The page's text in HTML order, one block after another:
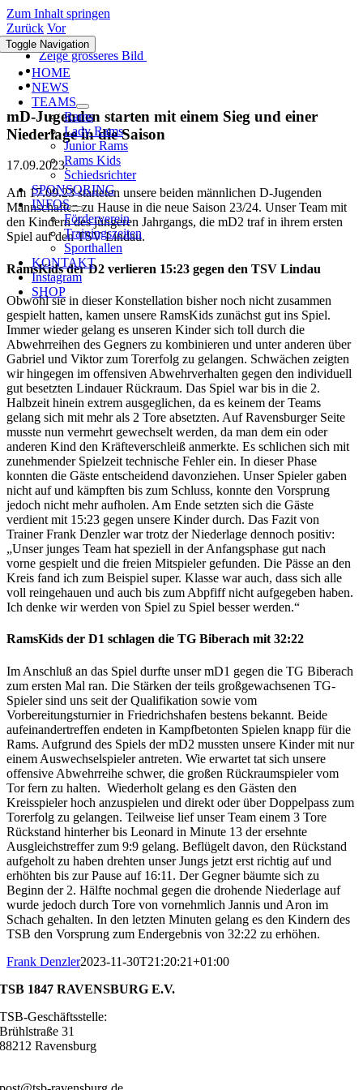
Zum Inhalt springen
Toggle Navigation
HOME
NEWS
TEAMS
Rams
Lady Rams
Junior Rams
Rams Kids
Schiedsrichter
SPONSORING
INFOS
Förderverein
Trainingszeiten
Sporthallen
KONTAKT
Instagram
SHOP
Zurück Vor
Zeige grösseres Bild
mD-Jugenden starten mit einem Sieg und einer
Niederlage in die Saison
17.09.2023:
Am 17.09.23 starteten unsere beiden männlichen D-Jugenden
Mannschaften zu Hause in die neue Saison 23/24. Unser Team mit
den Kindern des jüngeren Jahrgangs, die mD2 traf in ihrem ersten
Spiel auf den TSV Lindau.
RamsKids der D2 verlieren 15:23 gegen den TSV Lindau
Obwohl sie in dieser Konstellation bisher noch nicht zusammen
gespielt hatten, kamen unsere RamsKids zunächst gut ins Spiel.
Immer wieder gelang es unseren Kinder sich toll durch die
Abwehrreihen des Gegners zu kombinieren und unter anderen über
Gabriel und Viktor zum Torerfolg zu gelangen. Schwächen zeigten
wir hingegen im offensiven Abwehrverhalten gegen den individuell
gut besetzten Lindauer Rückraum. Das Spiel war bis in die 2.
Halbzeit hinein extrem ausgeglichen, da es keinem der Teams
gelang sich mit mehr als 2 Tore absetzten. Auf Ravensburger Seite
musste nun vermehrt gewechselt werden, da man dem ein oder
anderen Kind den Kräfteverschleiß anmerkte. Es schlichen sich mit
zunehmender Spielzeit technische Fehler ein. In dieser Phase
konnten die Gäste entscheidend davonziehen. Unser Spieler gaben
nicht auf und kämpften bis zum Schluss, konnte den Vorsprung
jedoch nicht mehr aufholen. Am Ende setzten sich die Gäste
verdient mit 15:23 gegen unsere Kinder durch. Das Fazit von
Trainer Frank Denzler war trotz der Niederlage dennoch positiv:
„Unser junges Team hat speziell in der Anfangsphase gut nach
vorne gespielt und die freien Mitspieler gefunden. Die Pässe an den
Kreis fand ich zum Beispiel super. Klasse war auch, dass sich alle
voll reingehauen und auch bis zum Abpfiff nicht aufgegeben haben.
Ich denke wir werden von Spiel zu Spiel besser werden.“
RamsKids der D1 schlagen die TG Biberach mit 32:22
Im Anschluß an das Spiel durfte unser mD1 gegen die TG Biberach
zum ersten Mal ran. Die Stärken der teils großgewachsenen TG-
Spieler sind uns seit der Qualifikation sowie vom
Vorbereitungsturnier in Friedrichshafen bestens bekannt. Beide
aufeinandertreffen endeten in Kampfbetonten Spielen knapp für die
Rams. Aufgrund des Spiels der mD2 mussten unsere Kinder mit nur
einem Auswechselspieler antreten. Wie erwartet tat sich unsere
offensive Abwehrreihe schwer, die großen Rückraumspieler vom
Tor fern zu halten. Wiederholt gelang es den Gästen den
Kreisspieler hoch anzuspielen und direkt oder über Doppelpass zum
Torerfolg zu gelangen. Teilweise lief unser Team einem 3 Tore
Rückstand hinterher bis Leonard in Minute 13 der ersehnte
Ausgleichstreffer zum 9:9 gelang. Beflügelt davon, den Rückstand
aufgeholt zu haben drehten unser Jungs jetzt erst richtig auf und
erhöhten bis zur Pause auf 16:11. Der Gegner bäumte sich zu
Beginn der 2. Hälfte nochmal gegen die drohende Niederlage auf
wurde jedoch durch Tore von vornehmlich Jannis und Aron im
Schach gehalten. In den letzten Minuten gelang es den Kindern des
TSB den Vorsprung zum Endergebnis von 32:22 zu erhöhen.
Frank Denzler2023-11-30T21:20:21+01:00
TSB 1847 RAVENSBURG E.V.
TSB-Geschäftsstelle:
Brühlstraße 31
88212 Ravensburg